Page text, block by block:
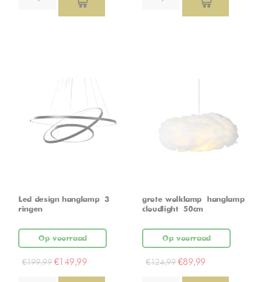
Led design hanglamp – 3
ringen
Op voorraad
€199,99 €149,99
grote wolklamp – hanglamp –
cloudlight – 50cm
Op voorraad
€124,99 €89,99